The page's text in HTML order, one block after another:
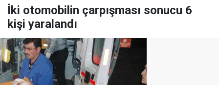
İki otomobilin çarpışması sonucu 6
kişi yaralandı